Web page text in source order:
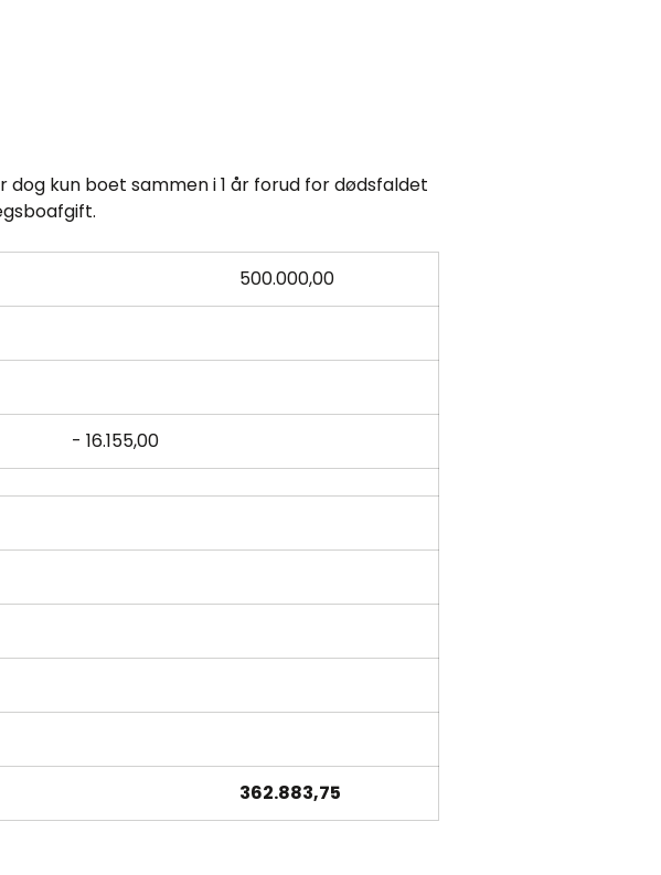
dog kun boet sammen i 1 år forud for dødsfaldet
500.000,00
- 16.155,00
362.883,75